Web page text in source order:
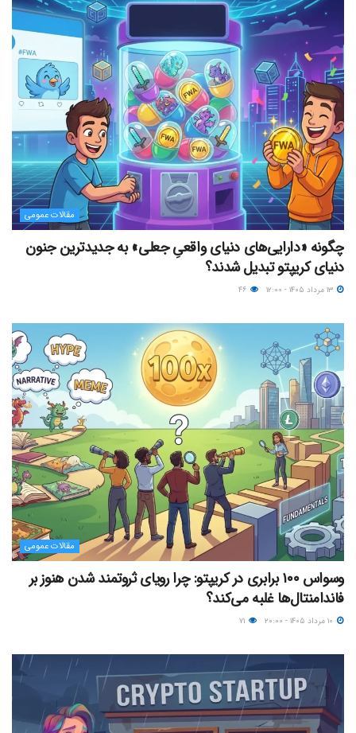
مقالات عمومی
چگونه «دارایی‌های دنیای واقعیِ جعلی» به جدیدترین جنون
دنیای کریپتو تبدیل شدند؟
مقالات عمومی
وسواس ۱۰۰ برابری در کریپتو: چرا رویای ثروتمند شدن هنوز بر
فاندامنتال‌ها غلبه می‌کند؟